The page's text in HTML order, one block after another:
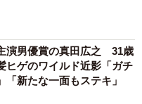
演男優賞の真田広之 31歳
ヒゲのワイルド近影「ガチ
「新たな一面もステキ」